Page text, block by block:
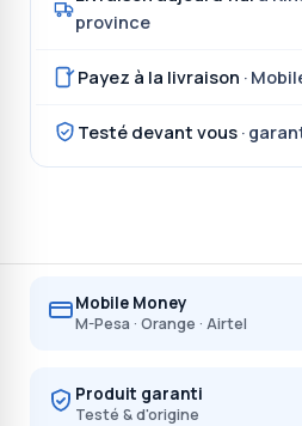
province
Payez à la livraison ·
Testé devant vous ·
Mobile Money
M-Pesa · Orange · Airtel
Produit garanti
Testé & d'origine